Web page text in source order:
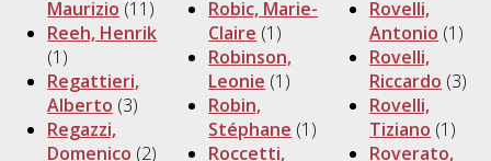
Maurizio (11)
Reeh, Henrik
(1)
Regattieri,
Alberto (3)
Regazzi,
Domenico (2)
Robic, Marie-
Claire (1)
Robinson,
Leonie (1)
Robin,
Stéphane (1)
Roccetti,
Rovelli,
Antonio (1)
Rovelli,
Riccardo (3)
Rovelli,
Tiziano (1)
Roverato,